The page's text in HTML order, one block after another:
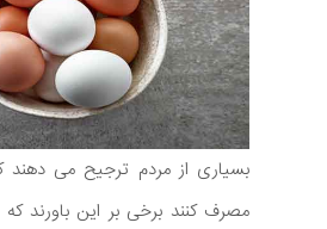
بسیاری از مردم ترجیح می
مصرف کنند برخی بر این باورند